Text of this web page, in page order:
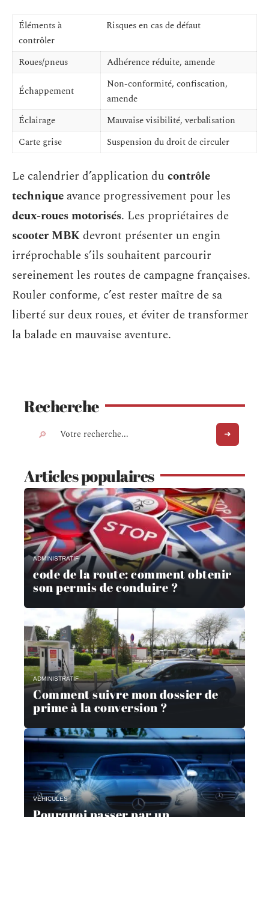
Éléments à
contrôler
Risques en cas de défaut
Roues/pneus Adhérence réduite, amende
Échappement
Non-conformité, confiscation,
amende
Éclairage
Mauvaise visibilité, verbalisation
Carte grise
Suspension du droit de circuler
Le calendrier d’application du contrôle
technique avance progressivement pour les
deux-roues motorisés. Les propriétaires de
scooter MBKdevront présenter un engin
irréprochable s’ils souhaitent parcourir
sereinement les routes de campagne françaises.
Rouler conforme, c’est rester maître de sa
liberté sur deux roues, et éviter de transformer
la balade en mauvaise aventure.
Recherche
Articles populaires
ADMINISTRATIF
code de la route: comment obtenir
son permis de conduire ?
ADMINISTRATIF
Comment suivre mon dossier de
prime à la conversion ?
VÉHICULES
Pourquoi passer par un